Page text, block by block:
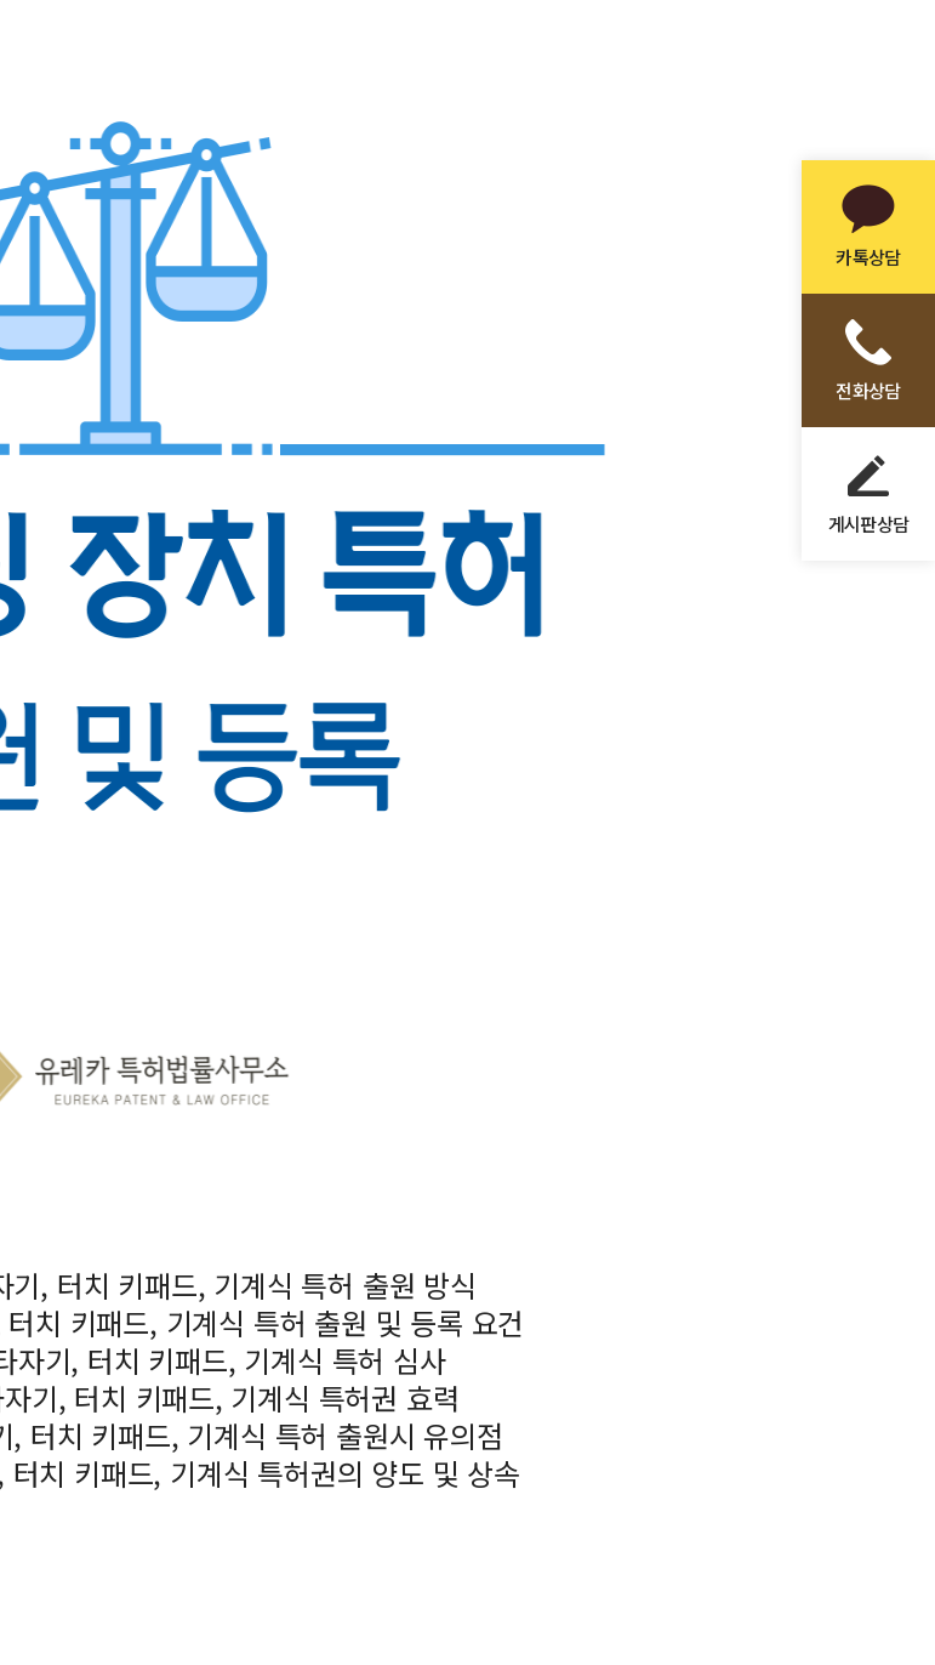
카톡상담
전화상담
게시판상담
, 터치 키패드, 기계식 특허 출원 방식
치 키패드, 기계식 특허 출원 및 등록 요건
자기, 터치 키패드, 기계식 특허 심사
기, 터치 키패드, 기계식 특허권 효력
터치 키패드, 기계식 특허 출원시 유의점
치 키패드, 기계식 특허권의 양도 및 상속